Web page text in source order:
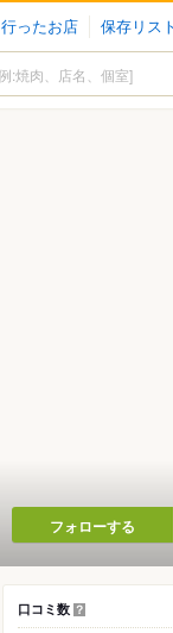
行ったお店 保存リスト
フォローする
口コミ数 ？